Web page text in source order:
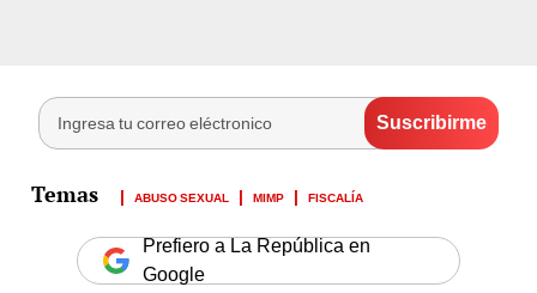
ABUSO SEXUAL MIMP FISCALÍA
Prefiero a La República en
Google